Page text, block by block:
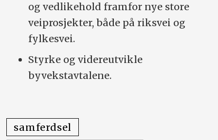
og vedlikehold framfor nye store
veiprosjekter, både på riksvei og
fylkesvei.
Styrke og videreutvikle
byvekstavtalene.
samferdsel